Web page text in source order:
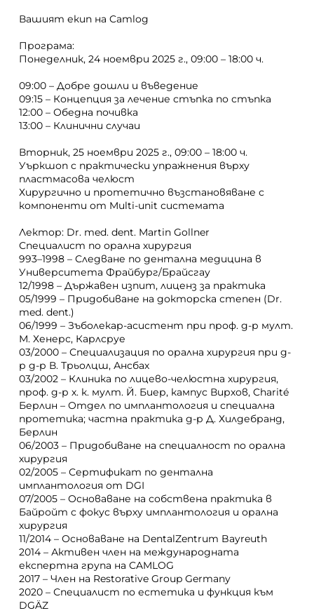
Вашият екип на Camlog
Програма:
Понеделник, 24 ноември 2025 г., 09:00 – 18:00 ч.
09:00 – Добре дошли и въведение
09:15 – Концепция за лечение стъпка по стъпка
12:00 – Обедна почивка
13:00 – Клинични случаи
Вторник, 25 ноември 2025 г., 09:00 – 18:00 ч.
Уъркшоп с практически упражнения върху
пластмасова челюст
Хирургично и протетично възстановяване с
компоненти от Multi-unit системата
Лектор: Dr. med. dent. Martin Gollner
Специалист по орална хирургия
993–1998 – Следване по дентална медицина в
Университета Фрайбург/Брайсгау
12/1998 – Държавен изпит, лиценз за практика
05/1999 – Придобиване на докторска степен (Dr.
med. dent.)
06/1999 – Зъболекар-асистент при проф. д-р мулт.
М. Хенерс, Карлсруе
03/2000 – Специализация по орална хирургия при д-
р д-р В. Трьолцш, Ансбах
03/2002 – Клиника по лицево-челюстна хирургия,
проф. д-р х. к. мулт. Й. Биер, кампус Вирхов, Charité
Берлин – Отдел по имплантология и специална
протетика; частна практика д-р Д. Хилдебранд,
Берлин
06/2003 – Придобиване на специалност по орална
хирургия
02/2005 – Сертификат по дентална
имплантология от DGI
07/2005 – Основаване на собствена практика в
Байройт с фокус върху имплантология и орална
хирургия
11/2014 – Основаване на DentalZentrum Bayreuth
2014 – Активен член на международната
експертна група на CAMLOG
2017 – Член на Restorative Group Germany
2020 – Специалист по естетика и функция към
DGÄZ